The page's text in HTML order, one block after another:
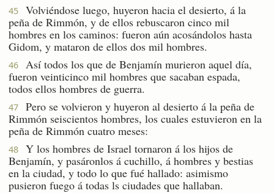
45
Volviéndose luego, huyeron hacia el desierto, á la
peña de Rimmón, y de ellos rebuscaron cinco mil
hombres en los caminos: fueron aún acosándolos hasta
Gidom, y mataron de ellos dos mil hombres.
46
Así todos los que de Benjamín murieron aquel día,
fueron veinticinco mil hombres que sacaban espada,
todos ellos hombres de guerra.
47
Pero se volvieron y huyeron al desierto á la peña de
Rimmón seiscientos hombres, los cuales estuvieron en la
peña de Rimmón cuatro meses:
48
Y los hombres de Israel tornaron á los hijos de
Benjamín, y pasáronlos á cuchillo, á hombres y bestias
en la ciudad, y todo lo que fué hallado: asimismo
pusieron fuego á todas ls ciudades que hallaban.